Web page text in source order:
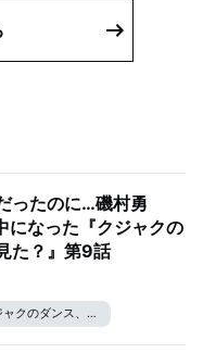
ったのに…磯村勇
になった『クジャクの
た？』第9話
のダンス、誰が見た？